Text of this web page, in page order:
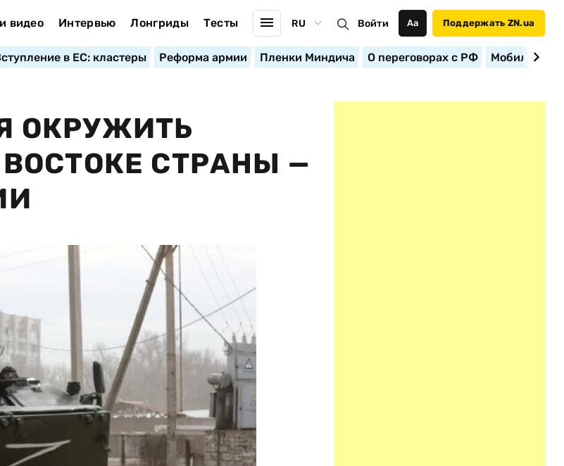
видео Интервью Лонгриды Тесты RU Войти Аа Поддержать ZN.ua
в ЕС: кластеры Реформа армии Пленки Миндича О переговорах с РФ
ОКРУЖИТЬ
СТРАНЫ —